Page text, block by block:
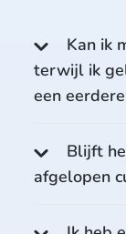
Kan ik
terwijl ik
een
Blijft
afgelopen